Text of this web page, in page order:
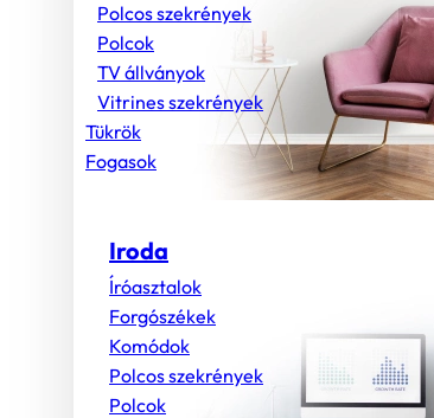
Polcos szekrények
Polcok
TV állványok
Vitrines szekrények
Tükrök
Fogasok
Iroda
Íróasztalok
Forgószékek
Komódok
Polcos szekrények
Polcok